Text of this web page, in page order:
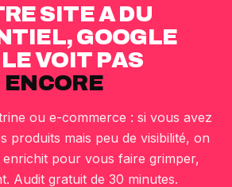
SITE A DU
GOOGLE
VOIT PAS
ENCORE
ou e-commerce : si vous avez
produits mais peu de visibilité, on
pour vous faire grimper,
Audit gratuit de 30 minutes.